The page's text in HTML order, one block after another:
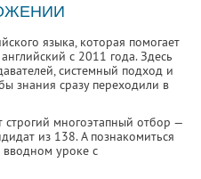
языка, которая помогает
с 2011 года. Здесь
системный подход и
знания сразу переходили в
многоэтапный отбор —
из 138. А познакомиться
уроке с